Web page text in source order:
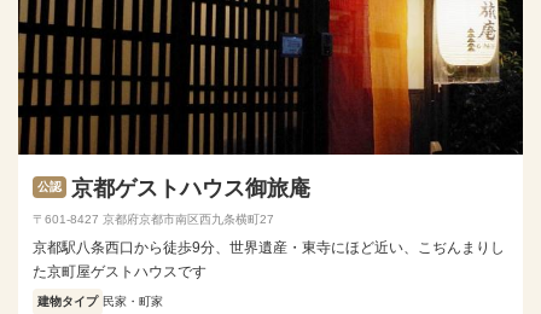
公認 京都ゲストハウス御旅庵
〒601-8427 京都府京都市南区西九条横町27
京都駅八条西口から徒歩9分、世界遺産・東寺にほど近い、こぢんまりし
た京町屋ゲストハウスです
建物タイプ 民家・町家